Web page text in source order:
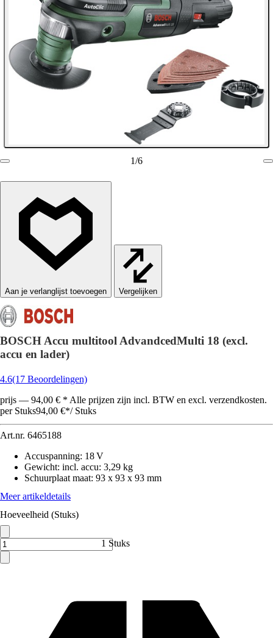
1/6
Vergelijken
BOSCH Accu multitool AdvandcedMulti 18 (excl.
accu en lader)
4.6(17 Beoordelingen)
prijs — 94,00 € * Alle prijzen zijn incl. BTW en excl. verzendkosten.
per Stuks94,00 €*/ Stuks
Art.nr. 6465188
Accuspanning: 18 V
Gewicht: incl. accu: 3,29 kg
Schuurplaat maat: 93 x 93 x 93 mm
Meer artikeldetails
Hoeveelheid (Stuks)
1 Stuks